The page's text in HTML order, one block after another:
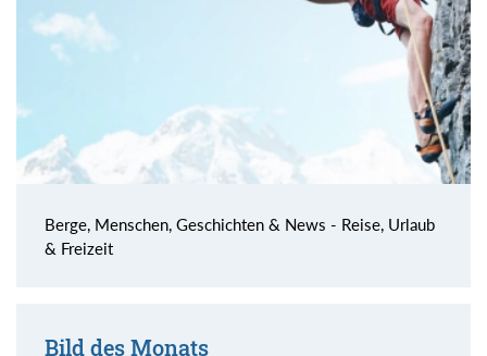
Berge, Menschen, Geschichten & News - Reise, Urlaub
& Freizeit
Bild des Monats